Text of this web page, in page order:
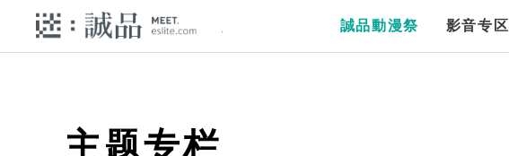
誠品動漫祭 影音专区
主题专栏